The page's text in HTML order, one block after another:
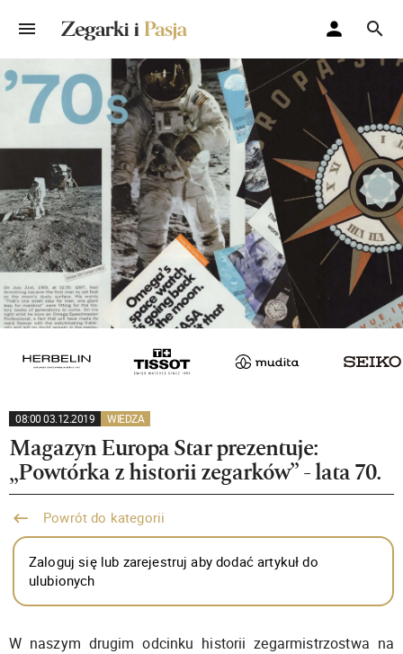
08:00 03.12.2019 WIEDZA
Magazyn Europa Star prezentuje:
„Powtórka z historii zegarków” - lata 70.
Powrót do kategorii
Zaloguj się lub zarejestruj aby dodać artykuł do
ulubionych
W naszym drugim odcinku historii zegarmistrzostwa na